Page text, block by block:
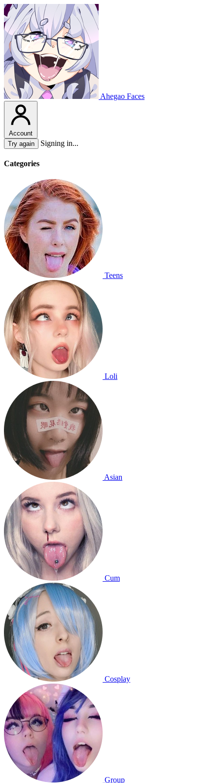
Ahegao Faces
Account
Try again
Signing in...
Categories
Teens
Loli
Asian
Cum
Cosplay
Group